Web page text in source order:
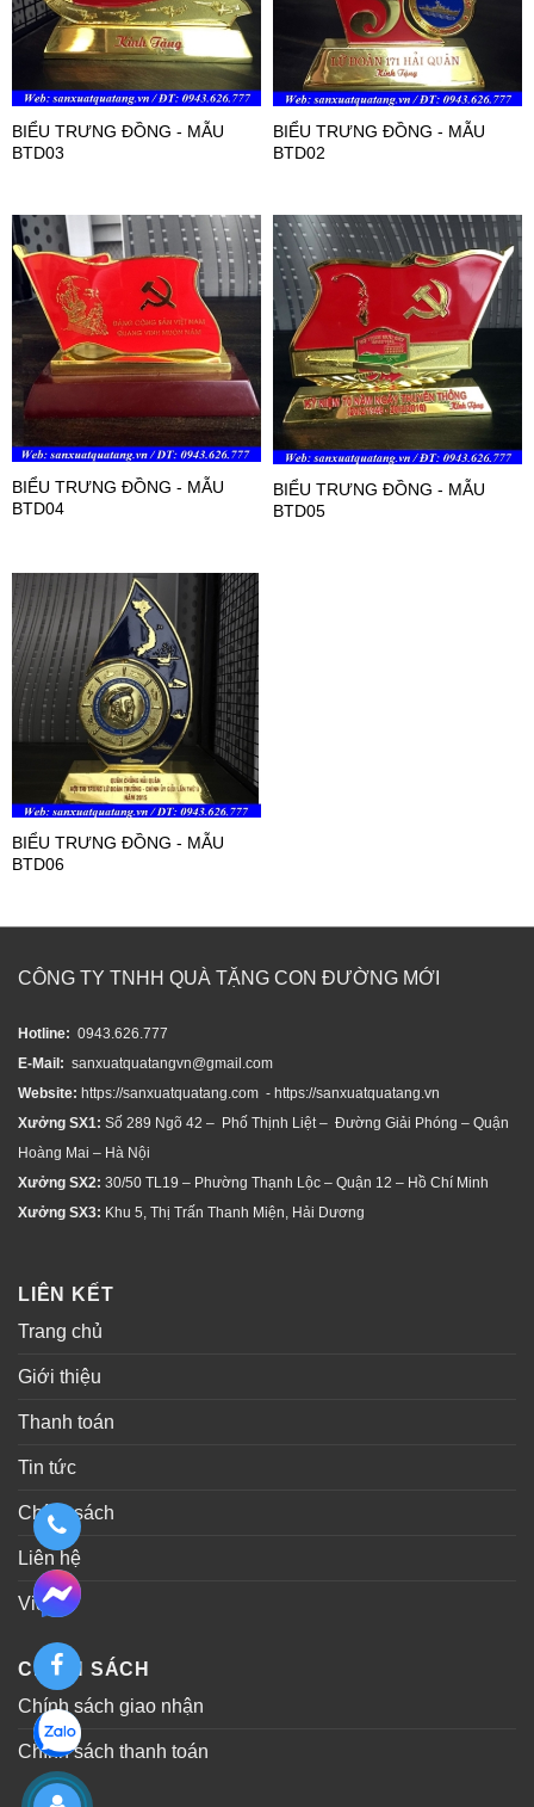
BIỂU TRƯNG ĐỒNG - MẪU
BTD03
BIỂU TRƯNG ĐỒNG - MẪU
BTD02
BIỂU TRƯNG ĐỒNG - MẪU
BTD04
BIỂU TRƯNG ĐỒNG - MẪU
BTD05
BIỂU TRƯNG ĐỒNG - MẪU
BTD06
CÔNG TY TNHH QUÀ TẶNG CON ĐƯỜNG MỚI
Hotline: 0943.626.777
E-Mail: sanxuatquatangvn@gmail.com
Website: https://sanxuatquatang.com - https://sanxuatquatang.vn
Xưởng SX1: Số 289 Ngõ 42 – Phố Thịnh Liệt – Đường Giải Phóng – Quận
Hoàng Mai – Hà Nội
Xưởng SX2: 30/50 TL19 – Phường Thạnh Lộc – Quận 12 – Hồ Chí Minh
Xưởng SX3: Khu 5, Thị Trấn Thanh Miện, Hải Dương
LIÊN KẾT
Trang chủ
Giới thiệu
Thanh toán
Tin tức
Chính sách
Liên hệ
Video
CHÍNH SÁCH
Chính sách giao nhận
Chính sách thanh toán